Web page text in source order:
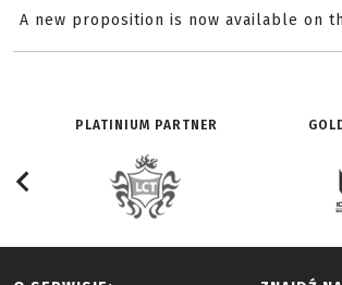
A new proposition is now available on
PLATINIUM PARTNER